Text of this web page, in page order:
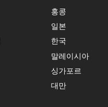
홍콩
일본
한국
말레이시아
싱가포르
대만